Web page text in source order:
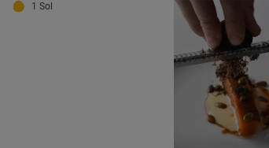
1 Sol